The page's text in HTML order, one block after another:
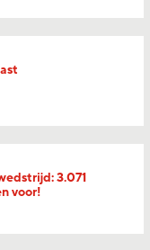
3.071
voor!